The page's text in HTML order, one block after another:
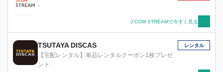
-
J:COM STREAMで今すぐ見る
TSUTAYA DISCAS
【宅配レンタル】単品レンタルクーポン1枚プレゼ
ント
レンタル